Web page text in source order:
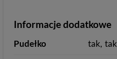
Informacje dodatkowe
Pudełko tak tak